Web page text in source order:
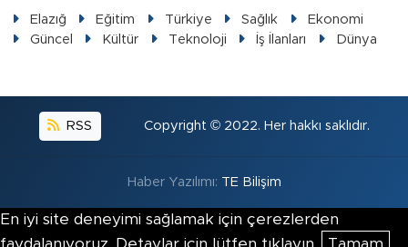
Elazığ Eğitim Türkiye Sağlık
Ekonomi
Güncel
Kültür Teknoloji İş İlanları Dünya
RSS Copyright © 2022. Her hakkı saklıdır.
Haber Yazılımı: TE Bilişim
En iyi site deneyimi sağlamak için çerezlerden
faydalanıyoruz. Detaylar için lütfen tıklayın.
Tamam